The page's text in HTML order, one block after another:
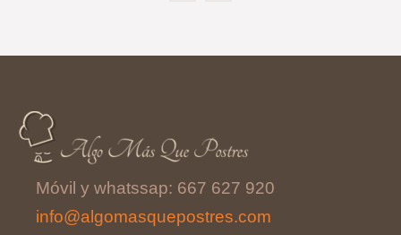
Móvil y whatssap: 667 627 920
info@algomasquepostres.com